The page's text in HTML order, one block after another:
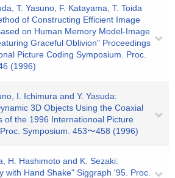
T. Yasuno, F. Katayama, T. Toida
of Constructing Efficient Image
on Human Memory Model-Image
Graceful Oblivion" Proceedings
Picture Coding Symposium. Proc.
(1996)
I. Ichimura and Y. Yasuda:
3D Objects Using the Coaxial
of the 1996 Internationoal Picture
Symposium. 453〜458 (1996)
H. Hashimoto and K. Sezaki:
with Hand Shake" Siggraph '95. Proc.